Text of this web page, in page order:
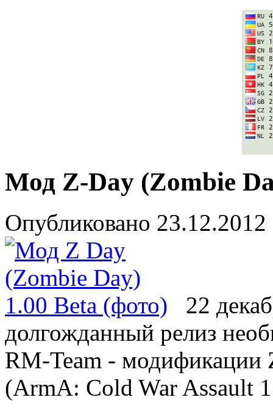
Мод Z-Day (Zombie
Опубликовано 23.12.2012
22
долгожданный релиз
RM-Team - модификации
(ArmA: Cold War Assault